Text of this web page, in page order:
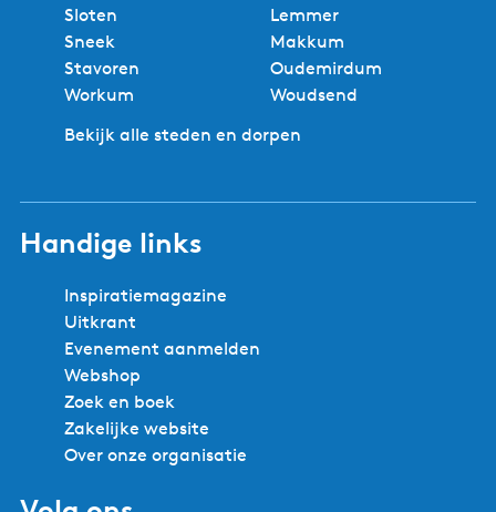
Sloten
Lemmer
Sneek
Makkum
Stavoren
Oudemirdum
Workum
Woudsend
Bekijk alle steden en dorpen
Handige links
Inspiratiemagazine
Uitkrant
Evenement aanmelden
Webshop
Zoek en boek
Zakelijke website
Over onze organisatie